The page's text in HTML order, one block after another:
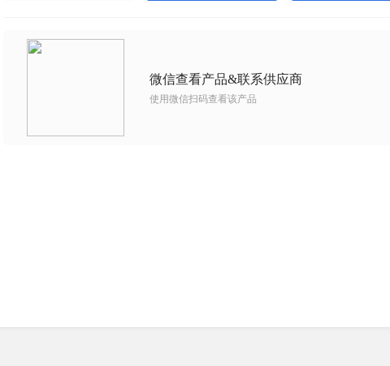
微信查看产品&联系供应商
使用微信扫码查看该产品